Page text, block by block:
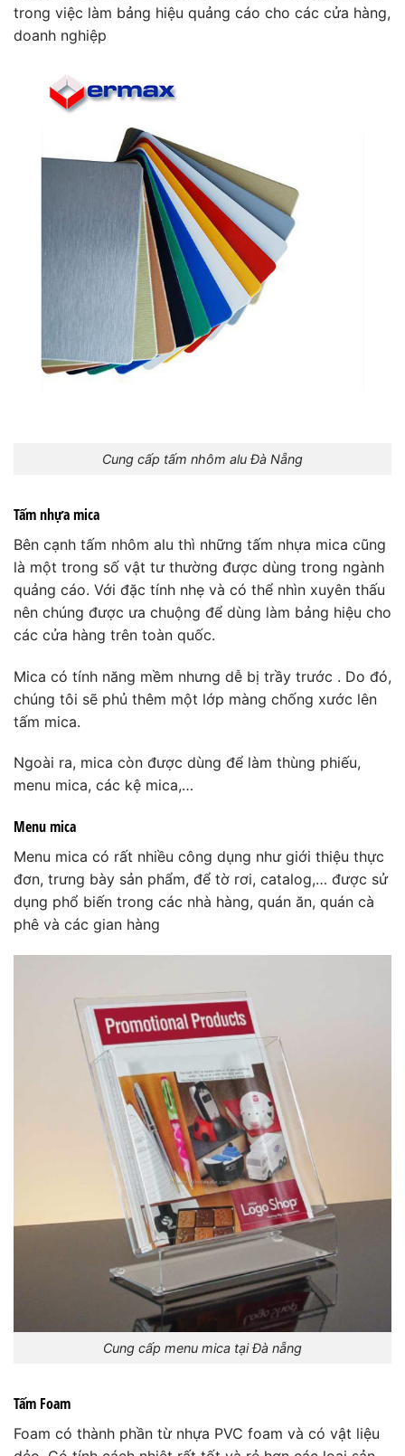
trong việc làm bảng hiệu quảng cáo cho các cửa hàng,
doanh nghiệp
Cung cấp tấm nhôm alu Đà Nẵng
Tấm nhựa mica
Bên cạnh tấm nhôm alu thì những tấm nhựa mica cũng
là một trong số vật tư thường được dùng trong ngành
quảng cáo. Với đặc tính nhẹ và có thể nhìn xuyên thấu
nên chúng được ưa chuộng để dùng làm bảng hiệu cho
các cửa hàng trên toàn quốc.
Mica có tính năng mềm nhưng dễ bị trầy trước . Do đó,
chúng tôi sẽ phủ thêm một lớp màng chống xước lên
tấm mica.
Ngoài ra, mica còn được dùng để làm thùng phiếu,
menu mica, các kệ mica,…
Menu mica
Menu mica có rất nhiều công dụng như giới thiệu thực
đơn, trưng bày sản phẩm, để tờ rơi, catalog,… được sử
dụng phổ biến trong các nhà hàng, quán ăn, quán cà
phê và các gian hàng
Cung cấp menu mica tại Đà nẵng
Tấm Foam
Foam có thành phần từ nhựa PVC foam và có vật liệu